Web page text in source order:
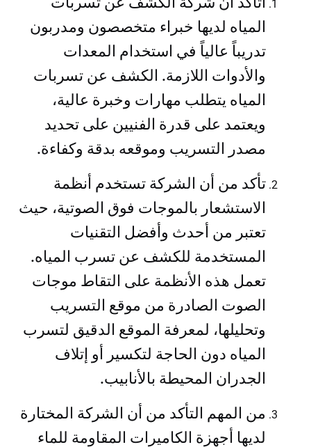
المياه لديها خبراء متخصصون ومدربون
تدريباً عالياً في استخدام المعدات
والأدوات اللازمة. الكشف عن تسربات
المياه يتطلب مهارات وخبرة عالية،
ويعتمد على قدرة الفنيين على تحديد
مصدر التسريب وموقعه بدقة وكفاءة.
تأكد من أن الشركة تستخدم أنظمة
الاستشعار بالموجات فوق الصوتية، حيث
تعتبر من أحدث وأفضل التقنيات
المستخدمة للكشف عن تسرب المياه.
تعمل هذه الأنظمة على التقاط موجات
الصوت الصادرة من موقع التسريب
وتحليلها، لمعرفة الموقع الدقيق لتسرب
المياه دون الحاجة لتكسير أو إتلاف
الجدران المحيطة بالأنابيب.
من المهم التأكد من أن الشركة المختارة
لديها أجهزة الكاميرات المقاومة للماء